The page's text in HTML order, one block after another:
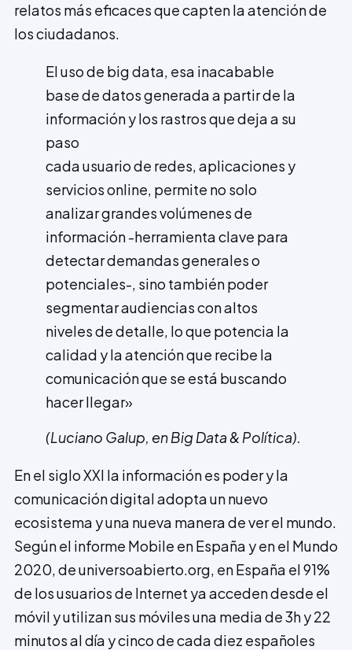
relatos más eficaces que capten la atención de
los ciudadanos.
El uso de big data, esa inacabable
base de datos generada a partir de la
información y los rastros que deja a su
paso
cada usuario de redes, aplicaciones y
servicios online, permite no solo
analizar grandes volúmenes de
información -herramienta clave para
detectar demandas generales o
potenciales-, sino también poder
segmentar audiencias con altos
niveles de detalle, lo que potencia la
calidad y la atención que recibe la
comunicación que se está buscando
hacer llegar»
(Luciano Galup, en Big Data & Política).
En el siglo XXI la información es poder y la
comunicación digital adopta un nuevo
ecosistema y una nueva manera de ver el mundo.
Según el informe Mobile en España y en el Mundo
2020, de universoabierto.org, en España el 91%
de los usuarios de Internet ya acceden desde el
móvil y utilizan sus móviles una media de 3h y 22
minutos al día y cinco de cada diez españoles